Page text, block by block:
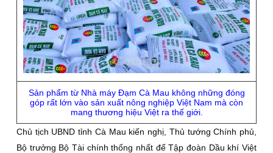
Sản phẩm từ Nhà máy Đạm Cà Mau không những đóng
góp rất lớn vào sản xuất nông nghiệp Việt Nam mà còn
mang thương hiệu Việt ra thế giới.
Chủ tịch UBND tỉnh Cà Mau kiến nghị, Thủ tướng Chính phủ,
Bộ trưởng Bộ Tài chính thống nhất để Tập đoàn Dầu khí Việt